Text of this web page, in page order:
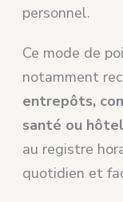
personnel.
Ce mode de
notamment
entrepôts,
santé ou
au registre
quotidien et